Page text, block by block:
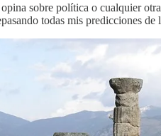
sobre política o cualquier
todas mis predicciones